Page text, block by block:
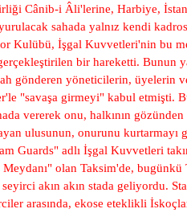
Cânib-i Âli'lerine, Harbiye,
sahada yalnız kendi
Kulübü, İşgal Kuvvetleri'nin bu
bir hareketti. Bunun
gönderen yöneticilerin, üyelerin
"savaşa girmeyi" kabul
vererek onu, halkının
ulusunun, onurunu kurtarmayı
adlı İşgal Kuvvetleri
Meydanı" olan Taksim'de,
akın akın stada geliyordu.
arasında, ekose eteklikli